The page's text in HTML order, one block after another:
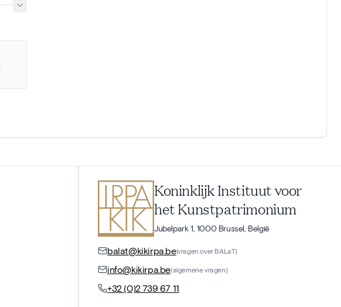
Koninklijk Instituut voor
het Kunstpatrimonium
Jubelpark 1, 1000 Brussel, België
balat@kikirpa.be(vragen over BALaT)
info@kikirpa.be(algemene vragen)
+32 (0)2 739 67 11